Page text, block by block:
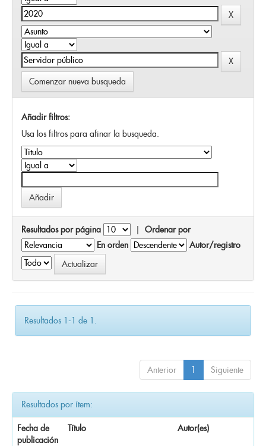
Comenzar nueva busqueda
Añadir filtros:
Usa los filtros para afinar la busqueda.
Resultados por página | Ordenar por
En orden
Autor/registro
Resultados 1-1 de 1.
Anterior 1 Siguiente
Resultados por ítem:
Fecha de
publicación
Título Autor(es)